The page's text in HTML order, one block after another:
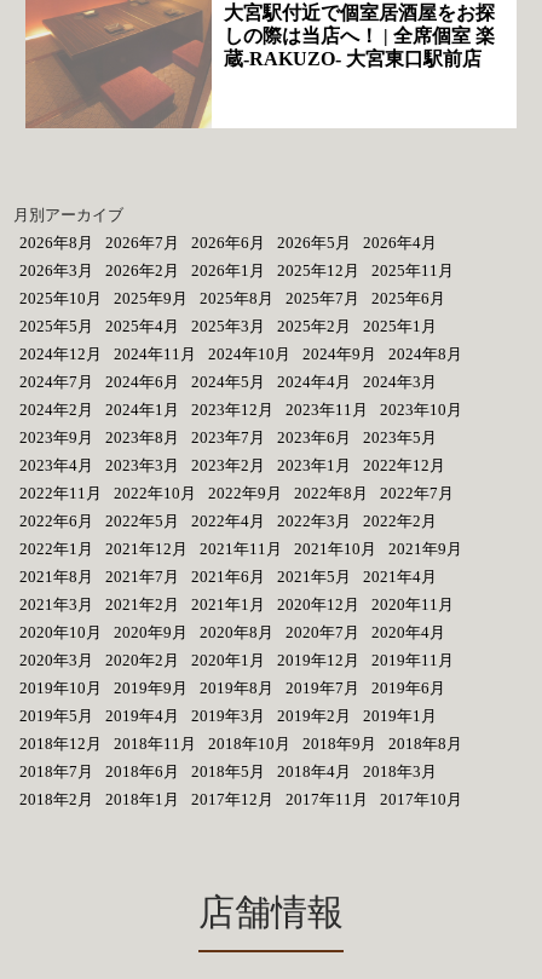
大宮駅付近で個室居酒屋をお探
しの際は当店へ！ | 全席個室 楽
蔵‐RAKUZO‐ 大宮東口駅前店
月別アーカイブ
2026年8月
2026年7月 2026年6月 2026年5月
2026年4月
2026年3月
2026年2月 2026年1月 2025年12月
2025年11月
2025年10月
2025年9月 2025年8月 2025年7月
2025年6月
2025年5月
2025年4月 2025年3月 2025年2月
2025年1月
2024年12月
2024年11月 2024年10月 2024年9月
2024年8月
2024年7月
2024年6月 2024年5月 2024年4月
2024年3月
2024年2月
2024年1月 2023年12月 2023年11月
2023年10月
2023年9月
2023年8月 2023年7月 2023年6月
2023年5月
2023年4月
2023年3月 2023年2月 2023年1月
2022年12月
2022年11月
2022年10月 2022年9月 2022年8月
2022年7月
2022年6月
2022年5月 2022年4月 2022年3月
2022年2月
2022年1月
2021年12月 2021年11月 2021年10月
2021年9月
2021年8月
2021年7月 2021年6月 2021年5月
2021年4月
2021年3月
2021年2月 2021年1月 2020年12月
2020年11月
2020年10月
2020年9月 2020年8月 2020年7月
2020年4月
2020年3月
2020年2月 2020年1月 2019年12月
2019年11月
2019年10月
2019年9月 2019年8月 2019年7月
2019年6月
2019年5月
2019年4月 2019年3月 2019年2月
2019年1月
2018年12月
2018年11月 2018年10月 2018年9月
2018年8月
2018年7月
2018年6月 2018年5月 2018年4月
2018年3月
2018年2月
2018年1月 2017年12月 2017年11月 2017年10月
店舗情報